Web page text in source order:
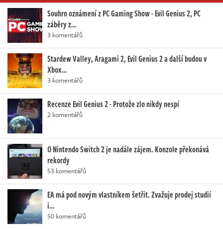
Souhrn oznámení z PC Gaming Show - Evil Genius 2, PC
záběry z…
3 komentářů
Stardew Valley, Aragami 2, Evil Genius 2 a další budou v
Xbox…
3 komentářů
Recenze Evil Genius 2 - Protože zlo nikdy nespí
2 komentářů
O Nintendo Switch 2 je nadále zájem. Konzole překonává
rekordy
53 komentářů
EA má pod novým vlastníkem šetřit. Zvažuje prodej studií
i…
50 komentářů